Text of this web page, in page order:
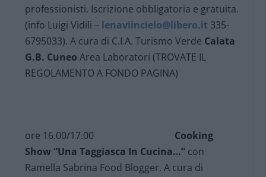
professionisti. Iscrizione obbligatoria e gratuita.
(info Luigi Vidili – lenaviincielo@libero.it 335-
6795033). A cura di C.I.A. Turismo Verde Calata
G.B. Cuneo Area Laboratori (TROVATE IL
REGOLAMENTO A FONDO PAGINA)
ore 16.00/17.00 Cooking
Show “Una Taggiasca In Cucina…” con
Ramella Sabrina Food Blogger. A cura di